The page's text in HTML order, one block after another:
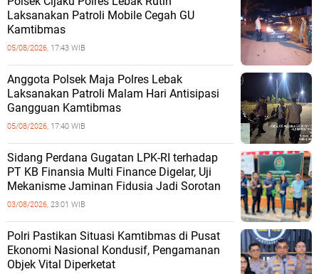
Laksanakan Patroli Mobile Cegah GU
Kamtibmas
05/08/2026, 17:43 WIB
Anggota Polsek Maja Polres Lebak
Laksanakan Patroli Malam Hari Antisipasi
Gangguan Kamtibmas
05/08/2026, 17:40 WIB
Sidang Perdana Gugatan LPK-RI terhadap
PT KB Finansia Multi Finance Digelar, Uji
Mekanisme Jaminan Fidusia Jadi Sorotan
03/08/2026, 23:01 WIB
‎Polri Pastikan Situasi Kamtibmas di Pusat
Ekonomi Nasional Kondusif, Pengamanan
Objek Vital Diperketat